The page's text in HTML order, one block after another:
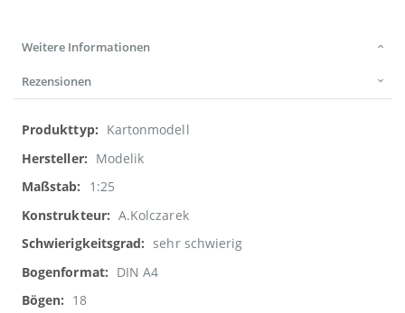
Weitere Informationen
Rezensionen
Weitere
Informationen
Kartonmodell
Modelik
1:25
A.Kolczarek
sehr schwierig
DIN A4
18